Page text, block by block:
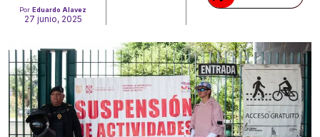
PorEduardo Alavez
27 junio, 2025